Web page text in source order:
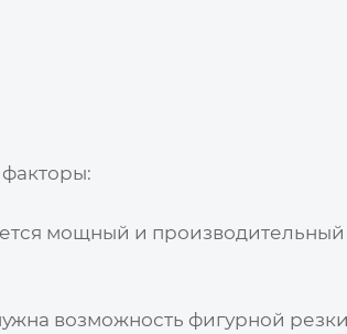
мощный и
возможность фигурной